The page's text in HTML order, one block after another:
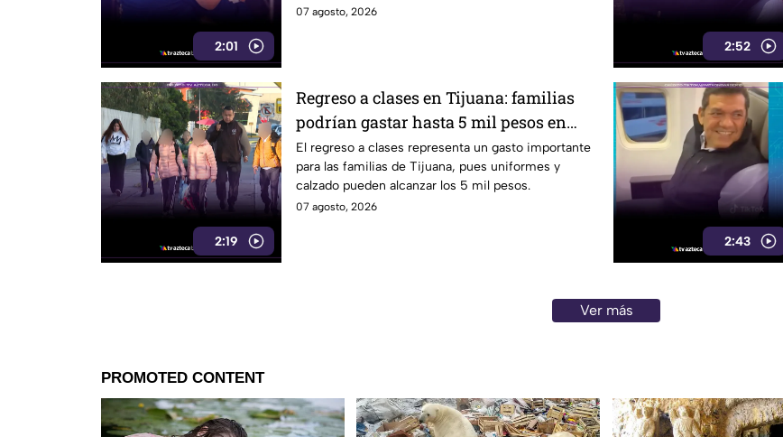
2:01
07 agosto, 2026
2:52
2:19
Regreso a clases en Tijuana: familias
podrían gastar hasta 5 mil pesos en
uniformes y calzado
El regreso a clases representa un gasto importante
para las familias de Tijuana, pues uniformes y
calzado pueden alcanzar los 5 mil pesos.
07 agosto, 2026
2:43
Ver más